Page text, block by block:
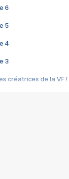
6
5
4
3
créatrices de la VF !